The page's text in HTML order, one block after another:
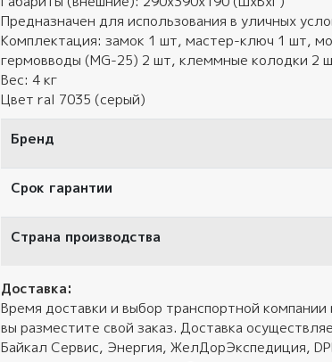
Предназначен для использования в уличных
Комплектация: замок 1 шт, мастер-ключ 1 шт,
гермовводы (MG-25) 2 шт, клеммные колодки 2
Вес: 4 кг
Цвет ral 7035 (серый)
Бренд
Срок гарантии
Страна производства
Доставка:
Время доставки и выбор транспортной
вы разместите свой заказ. Доставка
Байкал Сервис, Энергия, ЖелДорЭкспедиция,